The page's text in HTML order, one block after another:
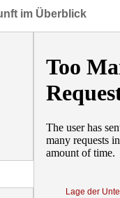
im Überblick
Lage der